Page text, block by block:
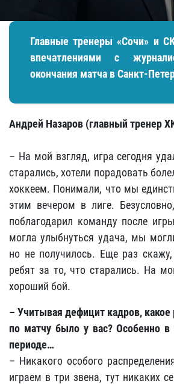
Главные тренеры «Сочи» и
впечатлениями с
окончания матча в Санкт-
Андрей Назаров (главный тренер
– На мой взгляд, игра сегодня
старались, хотели порадовать
хоккеем. Понимали, что мы
этим вечером в лиге.
поблагодарил команду после
могла улыбнуться удача, мы
но не получилось. Еще раз
ребят за то, что старались. На
хороший бой.
– Учитывая дефицит кадров, какое
по матчу было у вас? Особенно
периоде…
– Никакого особого
играем в три звена, тут никаких